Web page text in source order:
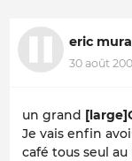
eric
30 août
un grand
Je vais enfin
café tous seul